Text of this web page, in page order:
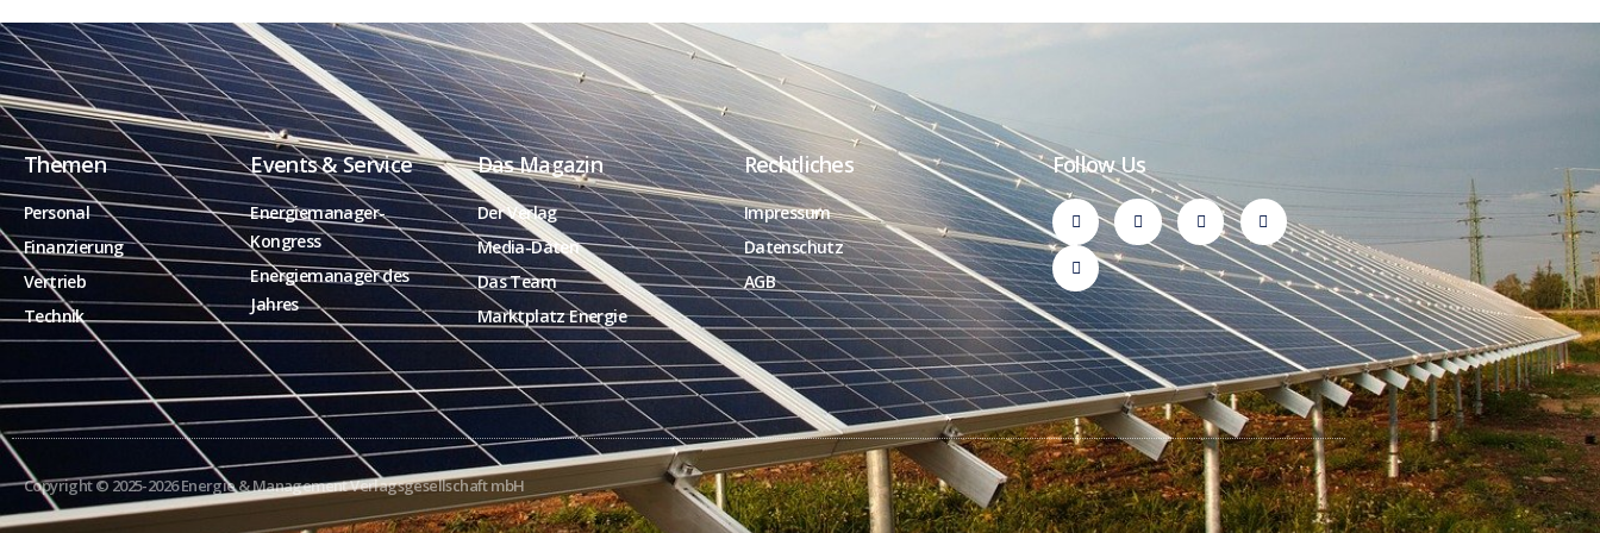
Themen
Personal
Finanzierung
Vertrieb
Technik
Events & Service
Energiemanager-
Kongress
Energiemanager des
Jahres
Das Magazin
Der Verlag
Media-Daten
Das Team
Marktplatz Energie
Rechtliches
Impressum
Datenschutz
AGB
Follow Us
Copyright © 2025-2026 Energie & Management Verlagsgesellschaft mbH